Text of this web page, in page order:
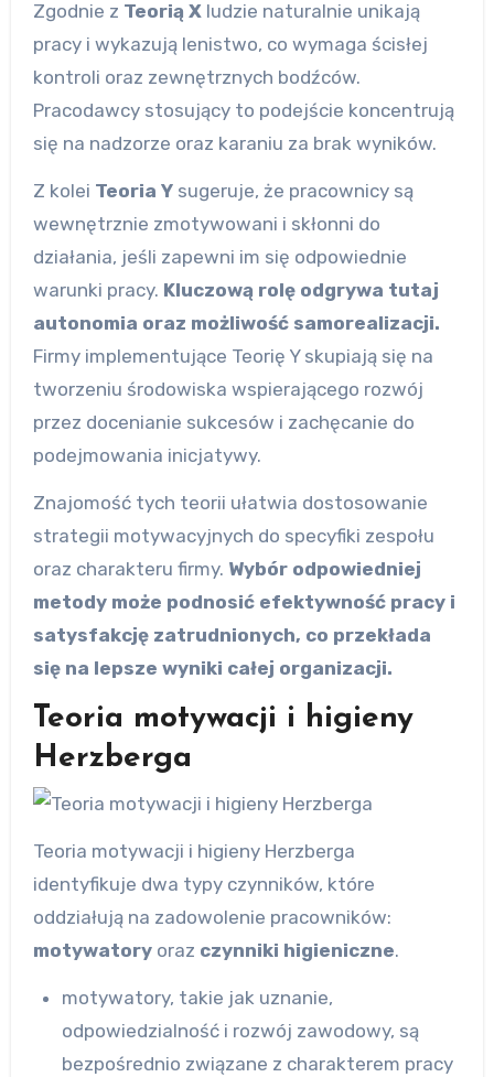
Zgodnie z Teorią Xludzie naturalnie unikają
pracy i wykazują lenistwo, co wymaga ścisłej
kontroli oraz zewnętrznych bodźców.
Pracodawcy stosujący to podejście koncentrują
się na nadzorze oraz karaniu za brak wyników.
Z kolei Teoria Ysugeruje, że pracownicy są
wewnętrznie zmotywowani i skłonni do
działania, jeśli zapewni im się odpowiednie
warunki pracy. Kluczową rolę odgrywa tutaj
autonomia oraz możliwość samorealizacji.
Firmy implementujące Teorię Y skupiają się na
tworzeniu środowiska wspierającego rozwój
przez docenianie sukcesów i zachęcanie do
podejmowania inicjatywy.
Znajomość tych teorii ułatwia dostosowanie
strategii motywacyjnych do specyfiki zespołu
oraz charakteru firmy. Wybór odpowiedniej
metody może podnosić efektywność pracy i
satysfakcję zatrudnionych, co przekłada
się na lepsze wyniki całej organizacji.
Teoria motywacji i higieny
Herzberga
Teoria motywacji i higieny Herzberga
identyfikuje dwa typy czynników, które
oddziałują na zadowolenie pracowników:
motywatoryoraz czynniki higieniczne.
motywatory, takie jak uznanie,
odpowiedzialność i rozwój zawodowy, są
bezpośrednio związane z charakterem pracy